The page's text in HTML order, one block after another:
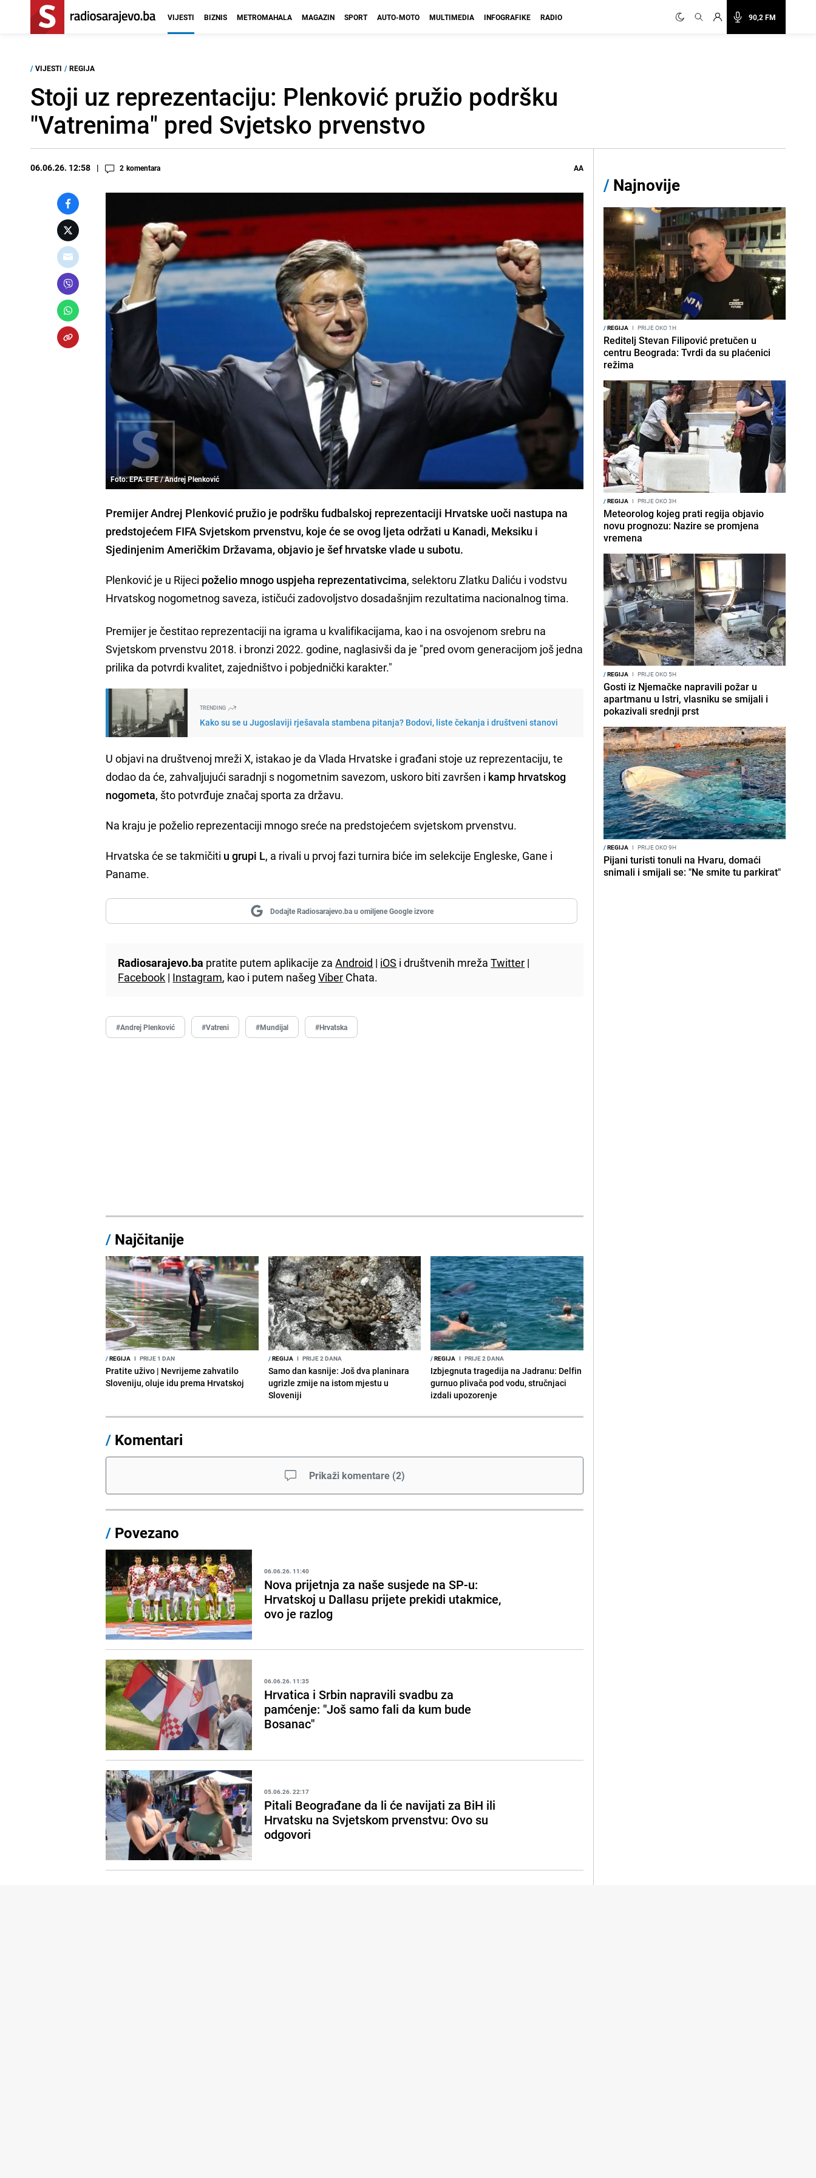
90,2 FM
VIJESTI BIZNIS METROMAHALA MAGAZIN SPORT AUTO-MOTO MULTIMEDIA INFOGRAFIKE RADIO
/ VIJESTI / REGIJA
Stoji uz reprezentaciju: Plenković pružio podršku
"Vatrenima" pred Svjetsko prvenstvo
06.06.26. 12:58 2 komentara AA
Foto: EPA-EFE / Andrej Plenković
Premijer Andrej Plenković pružio je podršku fudbalskoj reprezentaciji Hrvatske uoči nastupa na
predstojećem FIFA Svjetskom prvenstvu, koje će se ovog ljeta održati u Kanadi, Meksiku i
Sjedinjenim Američkim Državama, objavio je šef hrvatske vlade u subotu.
Plenković je u Rijeci poželio mnogo uspjeha reprezentativcima, selektoru Zlatku Daliću i vodstvu
Hrvatskog nogometnog saveza, ističući zadovoljstvo dosadašnjim rezultatima nacionalnog tima.
Premijer je čestitao reprezentaciji na igrama u kvalifikacijama, kao i na osvojenom srebru na
Svjetskom prvenstvu 2018. i bronzi 2022. godine, naglasivši da je "pred ovom generacijom još jedna
prilika da potvrdi kvalitet, zajedništvo i pobjednički karakter."
TRENDING
Kako su se u Jugoslaviji rješavala stambena pitanja? Bodovi, liste čekanja i društveni stanovi
U objavi na društvenoj mreži X, istakao je da Vlada Hrvatske i građani stoje uz reprezentaciju, te
dodao da će, zahvaljujući saradnji s nogometnim savezom, uskoro biti završen i kamp hrvatskog
nogometa, što potvrđuje značaj sporta za državu.
Na kraju je poželio reprezentaciji mnogo sreće na predstojećem svjetskom prvenstvu.
Hrvatska će se takmičiti u grupi L, a rivali u prvoj fazi turnira biće im selekcije Engleske, Gane i
Paname.
Dodajte Radiosarajevo.ba u omiljene Google izvore
Radiosarajevo.ba pratite putem aplikacije zaAndroid | iOS i društvenih mrežaTwitter |
Facebook | Instagram, kao i putem našegViber Chata.
#Andrej Plenković #Vatreni #Mundijal #Hrvatska
/ Najčitanije
/REGIJA I PRIJE 1 DAN
Pratite uživo | Nevrijeme zahvatilo
Sloveniju, oluje idu prema Hrvatskoj
/REGIJA I PRIJE 2 DANA
Samo dan kasnije: Još dva planinara
ugrizle zmije na istom mjestu u
Sloveniji
/REGIJA I PRIJE 2 DANA
Izbjegnuta tragedija na Jadranu: Delfin
gurnuo plivača pod vodu, stručnjaci
izdali upozorenje
/ Komentari
Prikaži komentare (2)
/ Povezano
06.06.26. 11:40
Nova prijetnja za naše susjede na SP-u:
Hrvatskoj u Dallasu prijete prekidi utakmice,
ovo je razlog
06.06.26. 11:35
Hrvatica i Srbin napravili svadbu za
pamćenje: "Još samo fali da kum bude
Bosanac"
05.06.26. 22:17
Pitali Beograđane da li će navijati za BiH ili
Hrvatsku na Svjetskom prvenstvu: Ovo su
odgovori
/ Najnovije
/REGIJA I PRIJE OKO 1H
Reditelj Stevan Filipović pretučen u
centru Beograda: Tvrdi da su plaćenici
režima
/REGIJA I PRIJE OKO 3H
Meteorolog kojeg prati regija objavio
novu prognozu: Nazire se promjena
vremena
/REGIJA I PRIJE OKO 5H
Gosti iz Njemačke napravili požar u
apartmanu u Istri, vlasniku se smijali i
pokazivali srednji prst
/REGIJA I PRIJE OKO 9H
Pijani turisti tonuli na Hvaru, domaći
snimali i smijali se: "Ne smite tu parkirat"